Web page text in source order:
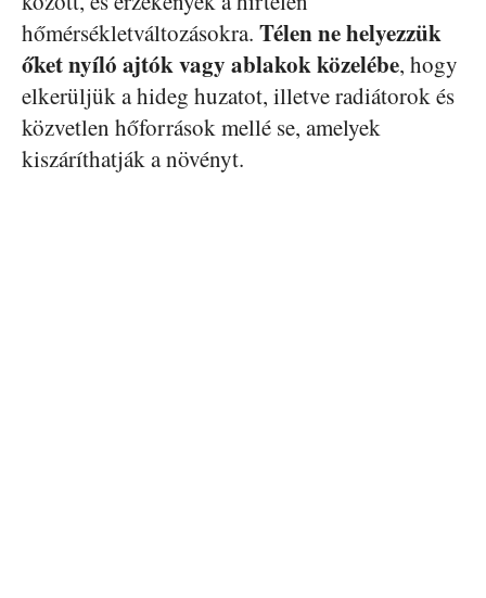
hőmérsékletváltozásokra. Télen ne helyezzük
őket nyíló ajtók vagy ablakok közelébe, hogy
elkerüljük a hideg huzatot, illetve radiátorok és
közvetlen hőforrások mellé se, amelyek
kiszáríthatják a növényt.